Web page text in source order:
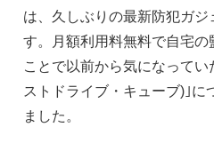
は、久しぶりの最新防犯ガジ
す。月額利用料無料で自宅の
ことで以前から気になってい
ストドライブ・キューブ)｣に
ました。